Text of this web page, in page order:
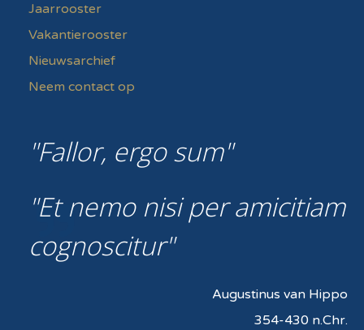
Jaarrooster
Vakantierooster
Nieuwsarchief
Neem contact op
Fallor, ergo sum
Et nemo nisi per amicitiam
cognoscitur
Augustinus van Hippo
354-430 n.Chr.